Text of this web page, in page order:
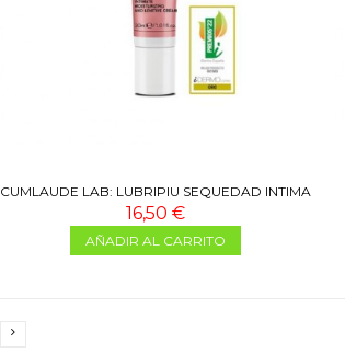
CUMLAUDE LAB: LUBRIPIU SEQUEDAD INTIMA
CREMA 30 ML
16,50 €
AÑADIR AL CARRITO